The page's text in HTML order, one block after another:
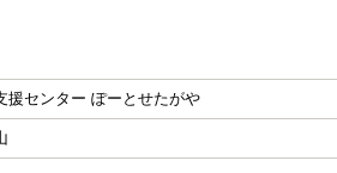
援センター ぽーとせたがや